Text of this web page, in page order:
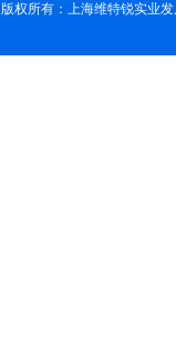
版权所有：上海维特锐实业